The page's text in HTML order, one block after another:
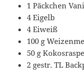
1 Päckchen
4 Eigelb
4 Eiweiß
100 g
50 g
2 gestr. TL